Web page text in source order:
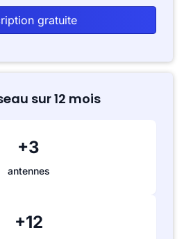
gratuite
sur 12 mois
+3
antennes
+12